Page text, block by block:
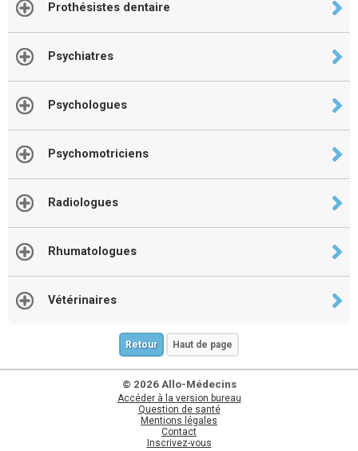
Prothésistes dentaire
Psychiatres
Psychologues
Psychomotriciens
Radiologues
Rhumatologues
Vétérinaires
Retour Haut de page
© 2026 Allo-Médecins
Accéder à la version bureau
Question de santé
Mentions légales
Contact
Inscrivez-vous